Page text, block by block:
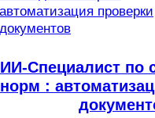
ИИ-Специалист по
норм :